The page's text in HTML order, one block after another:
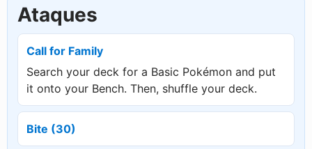
Ataques
Call for Family
Search your deck for a Basic Pokémon and put
it onto your Bench. Then, shuffle your deck.
Bite (30)